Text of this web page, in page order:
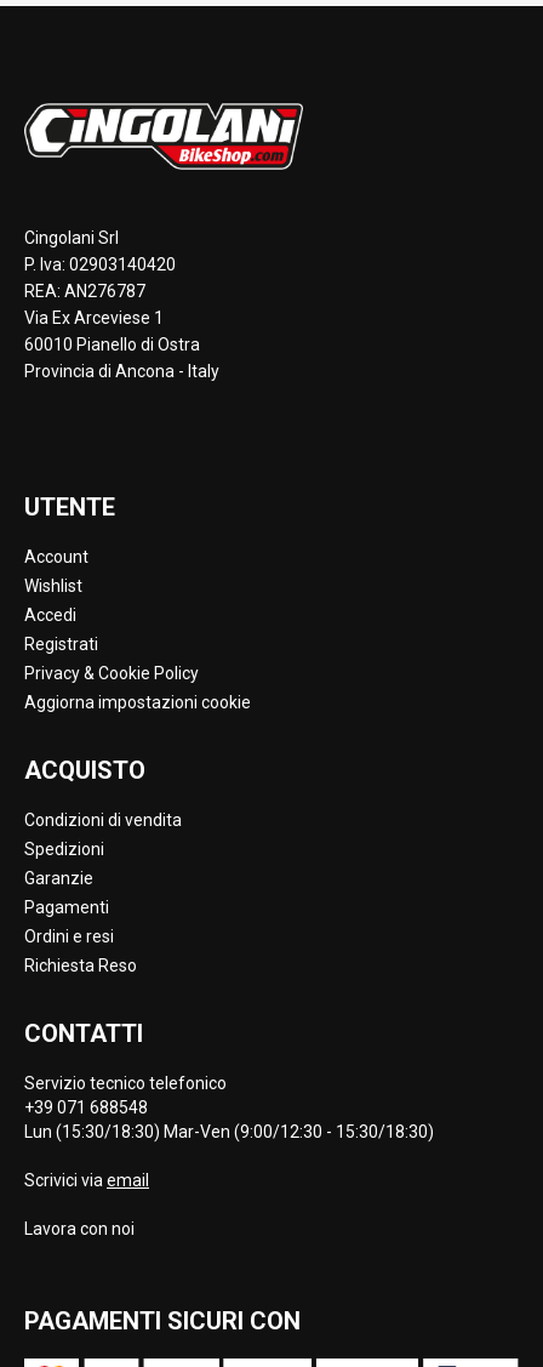
Cingolani Srl
P. Iva: 02903140420
REA: AN276787
Via Ex Arceviese 1
60010 Pianello di Ostra
Provincia di Ancona - Italy
UTENTE
Account
Wishlist
Accedi
Registrati
Privacy & Cookie Policy
Aggiorna impostazioni cookie
ACQUISTO
Condizioni di vendita
Spedizioni
Garanzie
Pagamenti
Ordini e resi
Richiesta Reso
CONTATTI
Servizio tecnico telefonico
+39 071 688548
Lun (15:30/18:30) Mar-Ven (9:00/12:30 - 15:30/18:30)
Scrivici via email
Lavora con noi
PAGAMENTI SICURI CON